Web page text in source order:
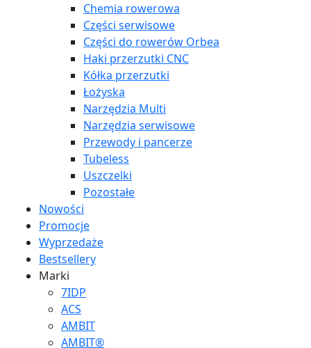
Chemia rowerowa
Części serwisowe
Części do rowerów Orbea
Haki przerzutki CNC
Kółka przerzutki
Łożyska
Narzędzia Multi
Narzędzia serwisowe
Przewody i pancerze
Tubeless
Uszczelki
Pozostałe
Nowości
Promocje
Wyprzedaże
Bestsellery
Marki
7IDP
ACS
AMBIT
AMBIT®